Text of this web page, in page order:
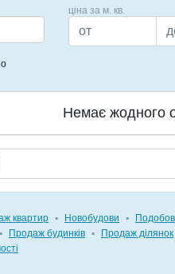
ціна за м. кв.
Немає жодного
квартир ▪ Новобудови ▪
▪ Продаж будинків ▪ Продаж ділянок